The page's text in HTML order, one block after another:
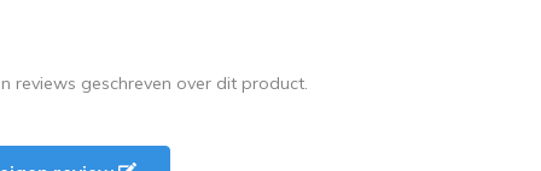
reviews geschreven over dit product.